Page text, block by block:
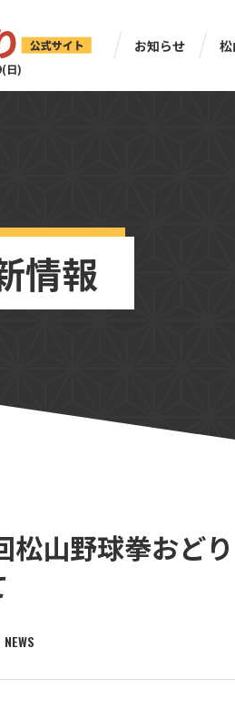
日)
お知らせ
情報
松山野球拳おど